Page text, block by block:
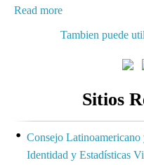
Read more
Tambien puede
Sitios
Consejo
Identidad y Estadísticas